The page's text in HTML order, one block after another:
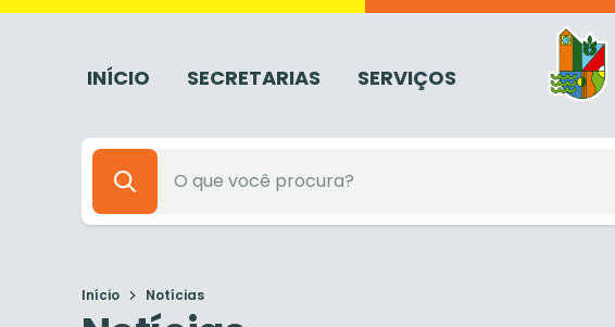
INÍCIO SECRETARIAS SERVIÇOS
Início Notícias